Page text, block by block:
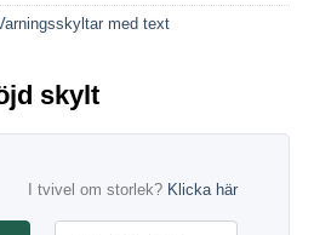
med text
skylt
I tvivel om storlek? Klicka här